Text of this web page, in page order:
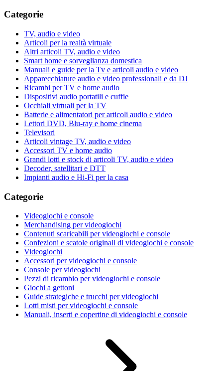
Categorie
TV, audio e video
Articoli per la realtà virtuale
Altri articoli TV, audio e video
Smart home e sorveglianza domestica
Manuali e guide per la Tv e articoli audio e video
Apparecchiature audio e video professionali e da DJ
Ricambi per TV e home audio
Dispositivi audio portatili e cuffie
Occhiali virtuali per la TV
Batterie e alimentatori per articoli audio e video
Lettori DVD, Blu-ray e home cinema
Televisori
Articoli vintage TV, audio e video
Accessori TV e home audio
Grandi lotti e stock di articoli TV, audio e video
Decoder, satellitari e DTT
Impianti audio e Hi-Fi per la casa
Categorie
Videogiochi e console
Merchandising per videogiochi
Contenuti scaricabili per videogiochi e console
Confezioni e scatole originali di videogiochi e console
Videogiochi
Accessori per videogiochi e console
Console per videogiochi
Pezzi di ricambio per videogiochi e console
Giochi a gettoni
Guide strategiche e trucchi per videogiochi
Lotti misti per videogiochi e console
Manuali, inserti e copertine di videogiochi e console